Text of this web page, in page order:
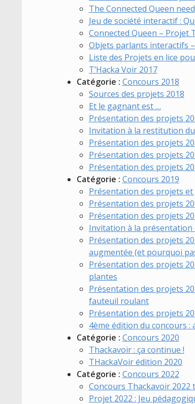
The Connected Queen
Jeu de société interactif :
Connected Queen – Projet
Objets parlants interactifs
Liste des Projets en lice
T’Hacka Voir 2017
Catégorie : Concours 2018
Sources des projets 2018
Et le gagnant est …
Présentation des projets
Invitation à la restitution
Présentation des projets
Présentation des projets
Présentation des projets
Catégorie : Concours 2019
Présentation des projets
Présentation des projets
Présentation des projets
Invitation à la présentation
Présentation des projets
augmentée (et pourquoi
Présentation des projets
plantes
Présentation des projets
fauteuil roulant
Présentation des projets
4ème édition du concours :
Catégorie : Concours 2020
Thackavoir : ça continue !
THackaVoir édition 2020
Catégorie : Concours 2022
Concours Thackavoir 2022
Projet 2022 : Jeu